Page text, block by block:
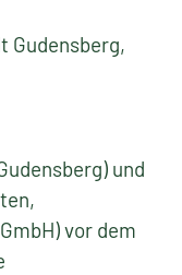
Gudensberg,
und
vor dem